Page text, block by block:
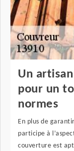
Un
pour un
normes
En plus de
participe à
couverture est